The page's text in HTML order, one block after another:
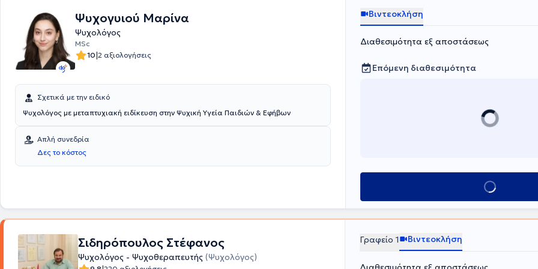
Ψυχογυιού Μαρίνα
Ψυχολόγος
MSc
10|2 αξιολογήσεις
Σχετικά με την ειδικό
Ψυχολόγος με μεταπτυχιακή ειδίκευση στην Ψυχική Υγεία Παιδιών & Εφήβων
Απλή συνεδρία
Δες το κόστος
Βιντεοκλήση
Διαθεσιμότητα εξ αποστάσεως
Επόμενη διαθεσιμότητα
Κλείσε ραντεβού
Σιδηρόπουλος Στέφανος
Ψυχολόγος - Ψυχοθεραπευτής (Ψυχολόγος)
Γραφείο 1 Βιντεοκλήση